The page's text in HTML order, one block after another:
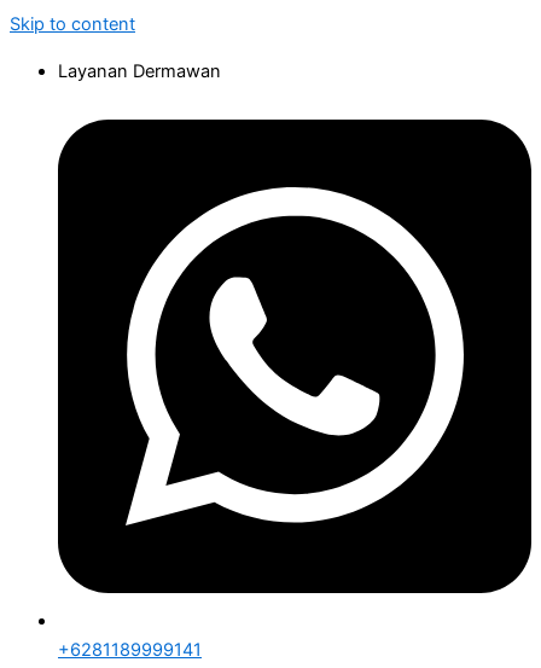
Skip to content
Layanan Dermawan
+6281189999141